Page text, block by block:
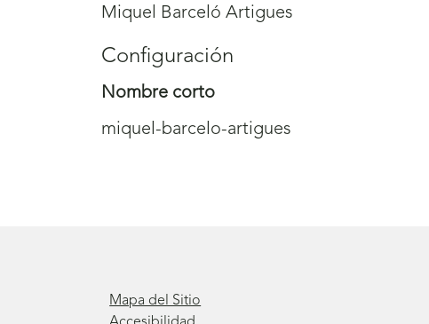
Miquel Barceló Artigues
Configuración
Nombre corto
miquel-barcelo-artigues
Mapa del Sitio